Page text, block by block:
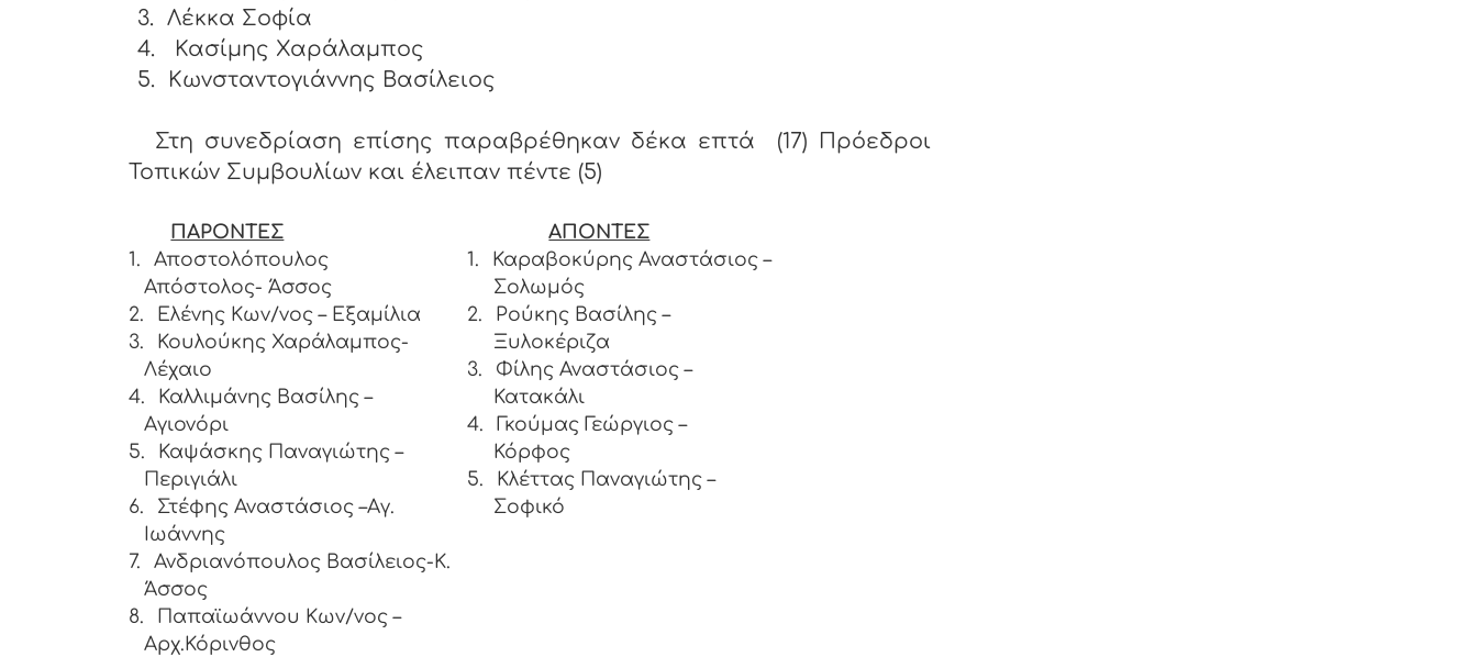
3.
Λέκκα Σοφία
4.
Κασίμης Χαράλαμπος
5.
Κωνσταντογιάννης Βασίλειος
Στη συνεδρίαση επίσης παραβρέθηκαν δέκα επτά (17) Πρόεδροι
Τοπικών Συμβουλίων και έλειπαν πέντε (5)
ΠΑΡΟΝΤΕΣ
1.
Αποστολόπουλος
Απόστολος- Άσσος
2.
Ελένης Κων/νος – Εξαμίλια
3.
Κουλούκης Χαράλαμπος-
Λέχαιο
4.
Καλλιμάνης Βασίλης –
Αγιονόρι
5.
Καψάσκης Παναγιώτης –
Περιγιάλι
6.
Στέφης Αναστάσιος –Αγ.
Ιωάννης
7.
Ανδριανόπουλος Βασίλειος-K.
Άσσος
8.
Παπαϊωάννου Κων/νος –
Αρχ.Κόρινθος
ΑΠΟΝΤΕΣ
1.
Καραβοκύρης Αναστάσιος –
Σολωμός
2.
Ρούκης Βασίλης –
Ξυλοκέριζα
3.
Φίλης Αναστάσιος –
Κατακάλι
4.
Γκούμας Γεώργιος –
Κόρφος
5.
Κλέττας Παναγιώτης –
Σοφικό